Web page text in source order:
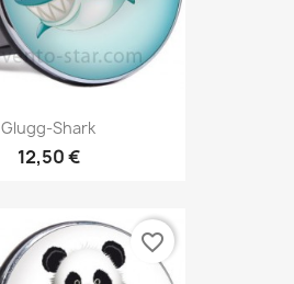
Glugg-Shark
12,50 €
favorite_border